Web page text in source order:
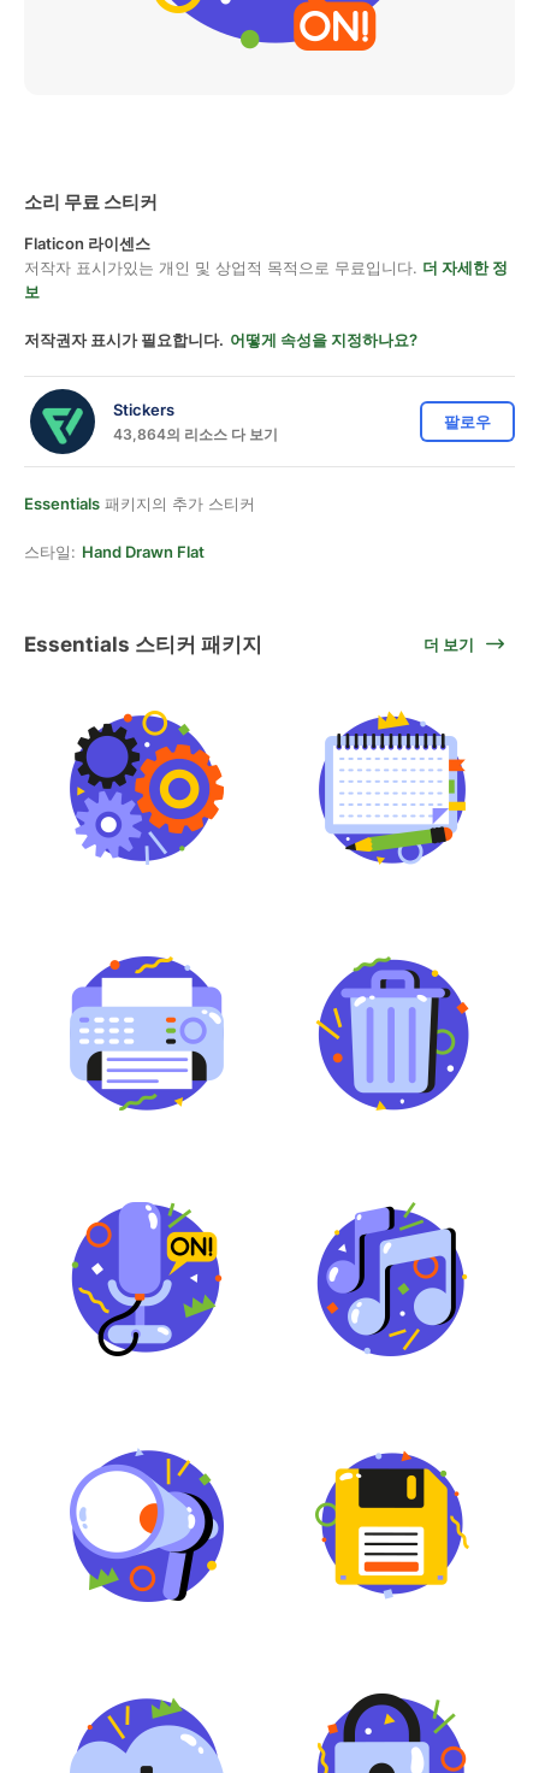
소리 무료 스티커
Flaticon 라이센스
저작자 표시가있는 개인 및 상업적 목적으로 무료입니다. 더 자세한 정
보
저작권자 표시가 필요합니다. 어떻게 속성을 지정하나요?
Stickers
43,864의 리소스 다 보기
팔로우
Essentials 패키지의 추가 스티커
스타일: Hand Drawn Flat
Essentials 스티커 패키지 더 보기